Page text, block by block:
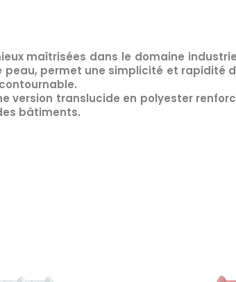
maîtrisées dans le domaine
peau, permet une simplicité et rapidité
version translucide en polyester
bâtiments.